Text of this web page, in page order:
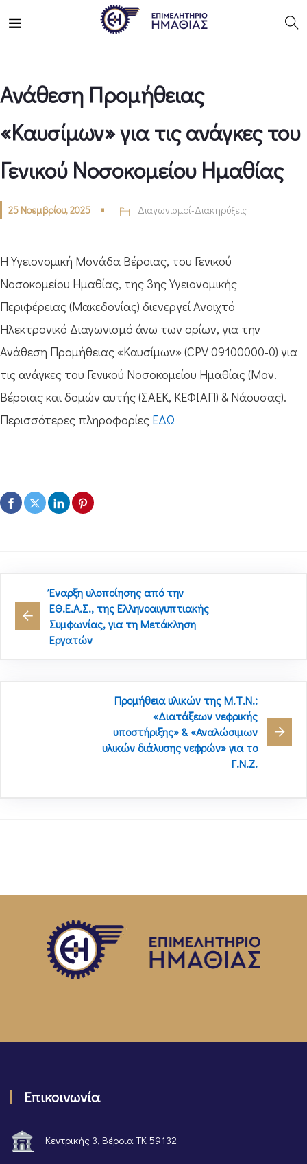
Ανάθεση Προμήθειας
«Καυσίμων» για τις ανάγκες του
Γενικού Νοσοκομείου Ημαθίας
25 Νοεμβρίου, 2025 Διαγωνισμοί-Διακηρύξεις
Η Υγειονομική Μονάδα Βέροιας, του Γενικού
Νοσοκομείου Ημαθίας, της 3ης Υγειονομικής
Περιφέρειας (Μακεδονίας) διενεργεί Ανοιχτό
Ηλεκτρονικό Διαγωνισμό άνω των ορίων, για την
Ανάθεση Προμήθειας «Καυσίμων» (CPV 09100000-0) για
τις ανάγκες του Γενικού Νοσοκομείου Ημαθίας (Μον.
Βέροιας και δομών αυτής (ΣΑΕΚ, ΚΕΦΙΑΠ) & Νάουσας).
Περισσότερες πληροφορίες ΕΔΩ
Έναρξη υλοποίησης από την
ΕΘ.Ε.Α.Σ., της Ελληνοαιγυπτιακής
Συμφωνίας, για τη Μετάκληση
Εργατών
Προμήθεια υλικών της Μ.Τ.Ν.:
«Διατάξεων νεφρικής
υποστήριξης» & «Αναλώσιμων
υλικών διάλυσης νεφρών» για το
Γ.Ν.Ζ.
Επικοινωνία
Κεντρικής 3, Βέροια ΤΚ 59132